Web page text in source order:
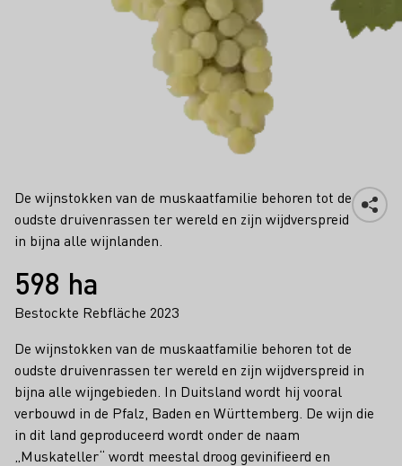
Muskateller
De wijnstokken van de muskaatfamilie behoren tot de
oudste druivenrassen ter wereld en zijn wijdverspreid
in bijna alle wijnlanden.
Feiten
598 ha
Bestockte Rebfläche 2023
De wijnstokken van de muskaatfamilie behoren tot de
oudste druivenrassen ter wereld en zijn wijdverspreid in
bijna alle wijngebieden. In Duitsland wordt hij vooral
verbouwd in de Pfalz, Baden en Württemberg. De wijn die
in dit land geproduceerd wordt onder de naam
„Muskateller“ wordt meestal droog gevinifieerd en